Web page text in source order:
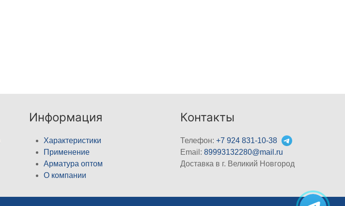
Информация
Характеристики
Применение
Арматура оптом
О компании
Контакты
Телефон:+7 924 831-10-38
Email:89993132280@mail.ru
Доставка в г. Великий Новгород